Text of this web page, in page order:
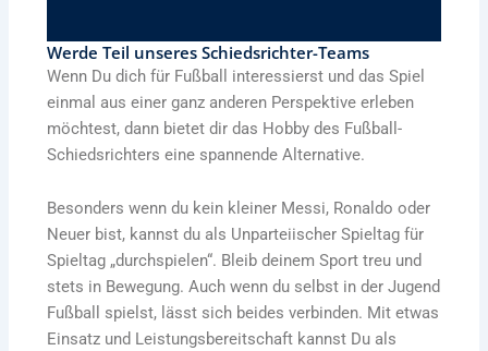
Werde Teil unseres Schiedsrichter-Teams
Wenn Du dich für Fußball interessierst und das Spiel
einmal aus einer ganz anderen Perspektive erleben
möchtest, dann bietet dir das Hobby des Fußball-
Schiedsrichters eine spannende Alternative.
Besonders wenn du kein kleiner Messi, Ronaldo oder
Neuer bist, kannst du als Unparteiischer Spieltag für
Spieltag „durchspielen“. Bleib deinem Sport treu und
stets in Bewegung. Auch wenn du selbst in der Jugend
Fußball spielst, lässt sich beides verbinden. Mit etwas
Einsatz und Leistungsbereitschaft kannst Du als